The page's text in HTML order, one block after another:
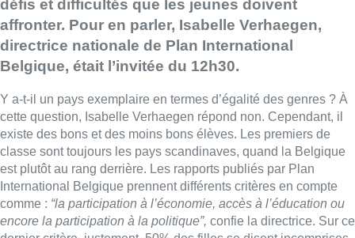
encore la participation à la politique”,confie la directrice. Sur ce
dernier critère, justement, 50% des filles se disent incomprises
par la classe politique :“c’est énorme 50%, mais le pire, c’est
qu’il y a seulement 14% qui se sentent assez confiantes pour
se lancer dans la politique contre 24% mondialement donc là,
on voit quand même une grosse différence.”
Une bonne nouvelle cependant du côté du nombre de jeunes
filles analphabètes, qui a été divisé par 2 dans le monde.
■ Interview deVanessa LhuillieretArnaud
Brucknerau micro du12h30.